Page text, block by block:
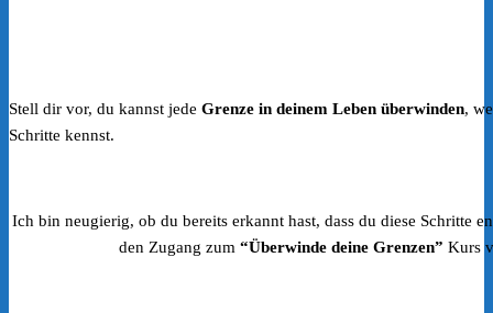
Stell dir vor, du kannst jede Grenze in deinem Leben überwinden,
Schritte kennst.
Ich bin neugierig, ob du bereits erkannt hast, dass du diese Schritte
den Zugang zum “Überwinde deine Grenzen” Kurs